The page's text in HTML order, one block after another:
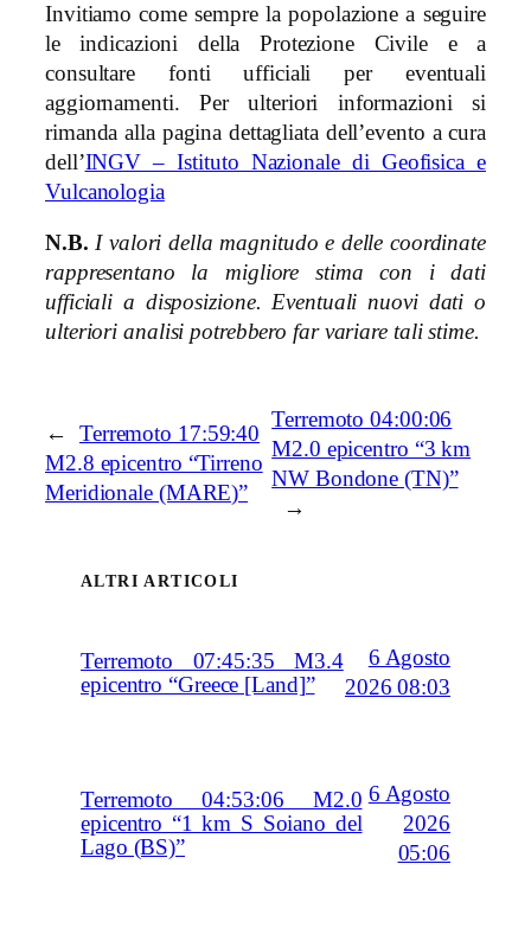
Invitiamo come sempre la popolazione a seguire
le indicazioni della Protezione Civile e a
consultare fonti ufficiali per eventuali
aggiornamenti. Per ulteriori informazioni si
rimanda alla pagina dettagliata dell’evento a cura
dell’INGV – Istituto Nazionale di Geofisica e
Vulcanologia
N.B. I valori della magnitudo e delle coordinate
rappresentano la migliore stima con i dati
ufficiali a disposizione. Eventuali nuovi dati o
ulteriori analisi potrebbero far variare tali stime.
←
Terremoto 17:59:40
M2.8 epicentro “Tirreno
Meridionale (MARE)”
Terremoto 04:00:06
M2.0 epicentro “3 km
NW Bondone (TN)”
→
ALTRI ARTICOLI
Terremoto 07:45:35 M3.4
epicentro “Greece [Land]”
6 Agosto
2026 08:03
Terremoto 04:53:06 M2.0
epicentro “1 km S Soiano del
Lago (BS)”
6 Agosto
2026
05:06